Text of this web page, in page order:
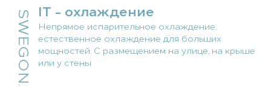
SWEGON. IT - охлаждение
Непрямое испарительное охлаждение,
естественное охлаждение для больших
мощностей. С размещением на улице, на крыше
или у стены